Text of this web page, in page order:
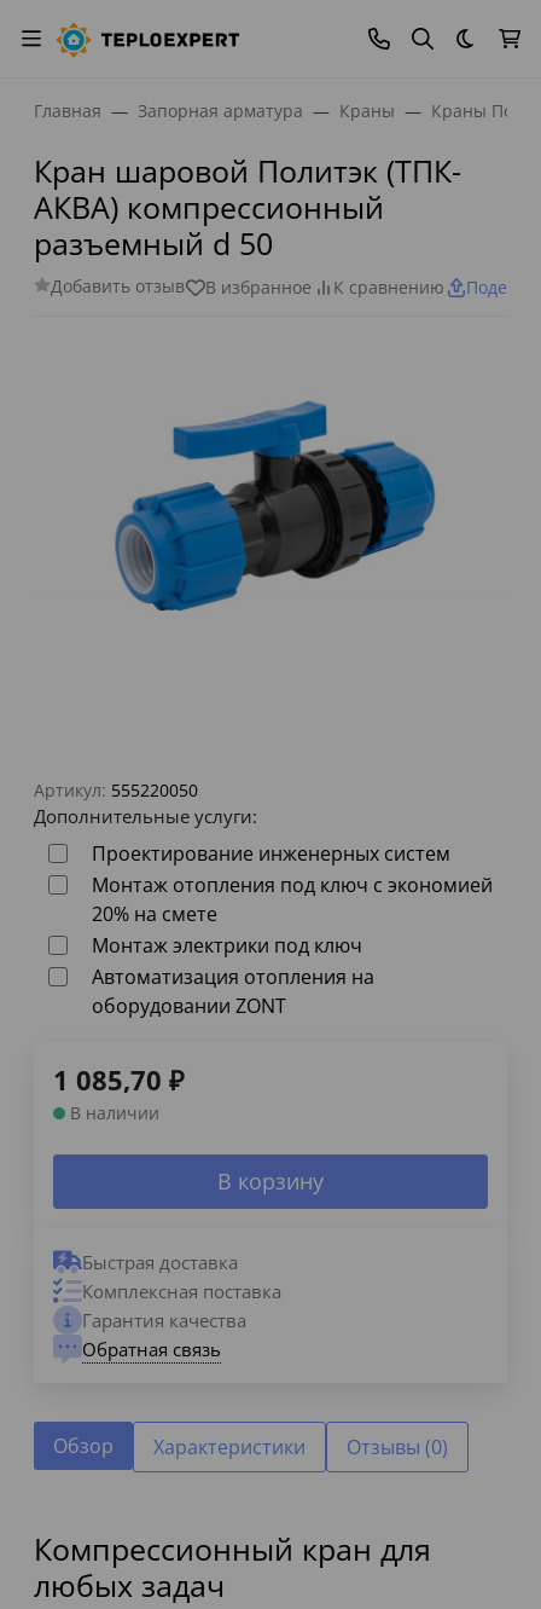
Темная
Главная Запорная арматура Краны Краны
Кран шаровой Политэк (ТПК-
АКВА) компрессионный
разъемный d 50
Добавить отзыв В избранное К сравнению
Артикул: 555220050
Дополнительные услуги:
Проектирование инженерных систем
Монтаж отопления под ключ с экономией
20% на смете
Монтаж электрики под ключ
Автоматизация отопления на
оборудовании ZONT
1 085,70 ₽
В наличии
В корзину
Быстрая доставка
Комплексная поставка
Гарантия качества
Обратная связь
Обзор Характеристики Отзывы (0)
Компрессионный кран для
любых задач